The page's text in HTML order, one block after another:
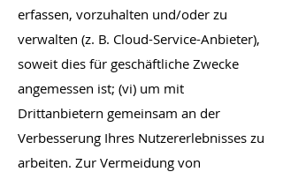
erfassen, vorzuhalten und/oder zu
verwalten (z. B. Cloud-Service-Anbieter),
soweit dies für geschäftliche Zwecke
angemessen ist; (vi) um mit
Drittanbietern gemeinsam an der
Verbesserung Ihres Nutzererlebnisses zu
arbeiten. Zur Vermeidung von